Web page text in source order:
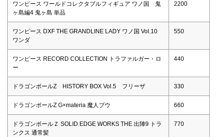
ワンピース ワールドコレクタブルフィギュア ワノ国 鬼
ヶ島編4 鬼ヶ島 単品
2200
ワンピース DXF THE GRANDLINE LADY ワノ国 Vol.10
ワンダ
550
ワンピース RECORD COLLECTION トラファルガー・ロ
ー
440
ドラゴンボールZ HISTORY BOX Vol.5 フリーザ 330
ドラゴンボールZ G×materia 魔人ブウ 660
ドラゴンボールＺ SOLID EDGE WORKS THE 出陣9 トラ
ンクス 通常髪
770